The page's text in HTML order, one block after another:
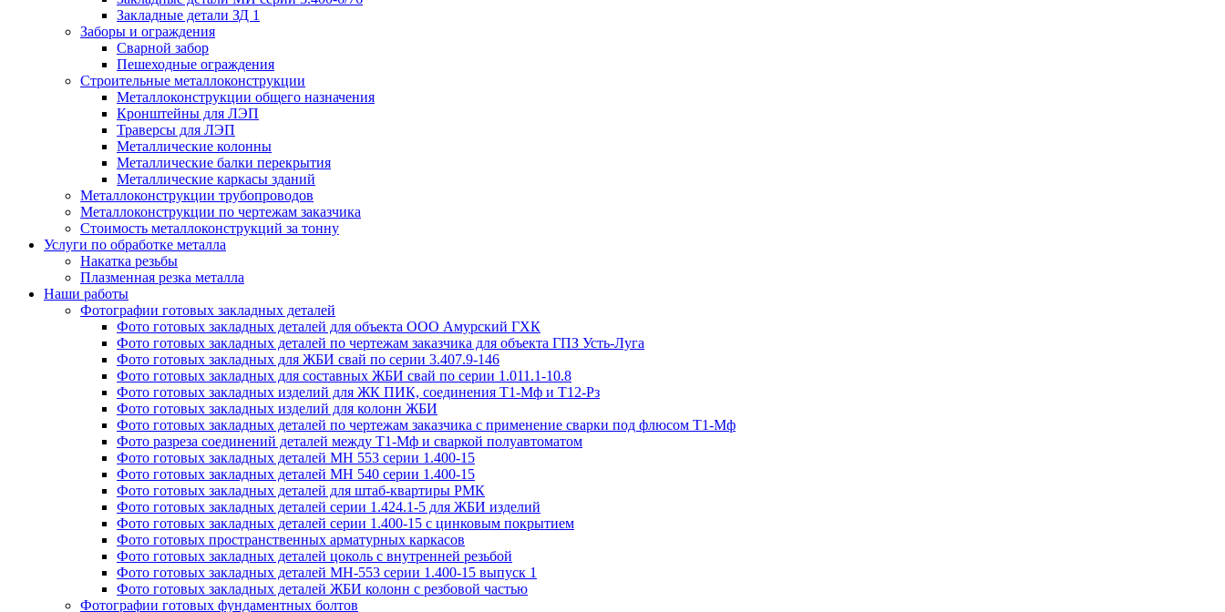
Закладные детали ЗД 1
Заборы и ограждения
Сварной забор
Пешеходные ограждения
Строительные металлоконструкции
Металлоконструкции общего назначения
Кронштейны для ЛЭП
Траверсы для ЛЭП
Металлические колонны
Металлические балки перекрытия
Металлические каркасы зданий
Металлоконструкции трубопроводов
Металлоконструкции по чертежам заказчика
Cтоимость металлоконструкций за тонну
Услуги по обработке металла
Накатка резьбы
Плазменная резка металла
Наши работы
Фотографии готовых закладных деталей
Фото готовых закладных деталей для объекта ООО Амурский ГХК
Фото готовых закладных деталей по чертежам заказчика для объекта ГПЗ Усть-Луга
Фото готовых закладных для ЖБИ свай по серии 3.407.9-146
Фото готовых закладных для составных ЖБИ свай по серии 1.011.1-10.8
Фото готовых закладных изделий для ЖК ПИК, соединения Т1-Мф и Т12-Рз
Фото готовых закладных изделий для колонн ЖБИ
Фото готовых закладных деталей по чертежам заказчика с применение сварки под флюсом Т1-Мф
Фото разреза соединений деталей между Т1-Мф и сваркой полуавтоматом
Фото готовых закладных деталей МН 553 серии 1.400-15
Фото готовых закладных деталей МН 540 серии 1.400-15
Фото готовых закладных деталей для штаб-квартиры РМК
Фото готовых закладных деталей серии 1.424.1-5 для ЖБИ изделий
Фото готовых закладных деталей серии 1.400-15 с цинковым покрытием
Фото готовых пространственных арматурных каркасов
Фото готовых закладных деталей цоколь с внутренней резьбой
Фото готовых закладных деталей МН-553 серии 1.400-15 выпуск 1
Фото готовых закладных деталей ЖБИ колонн с резбовой частью
Фотографии готовых фундаментных болтов